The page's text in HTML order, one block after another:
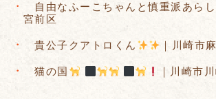
自由なふーこちゃんと慎重派あら
宮前区
貴公子クアトロくん ｜川崎市
猫の国 ｜川崎市